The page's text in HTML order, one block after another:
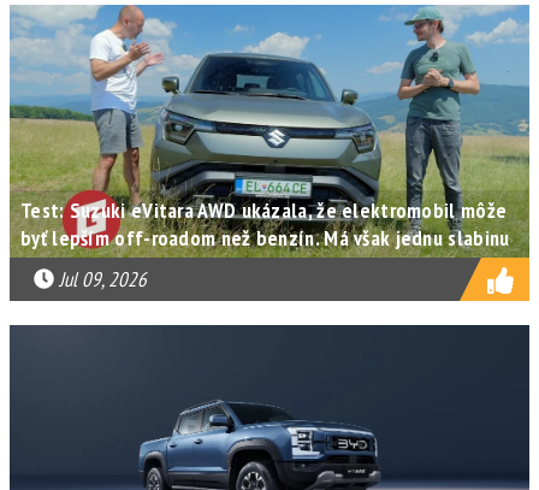
Test: Suzuki eVitara AWD ukázala, že elektromobil môže
byť lepším off-roadom než benzín. Má však jednu slabinu
Jul 09, 2026